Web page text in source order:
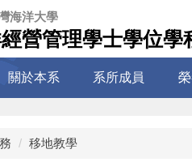
海洋大學
營管理學士學位學
關於本系 系所成員
移地教學